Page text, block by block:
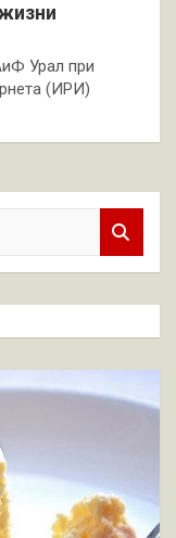
Урал при
(ИРИ)